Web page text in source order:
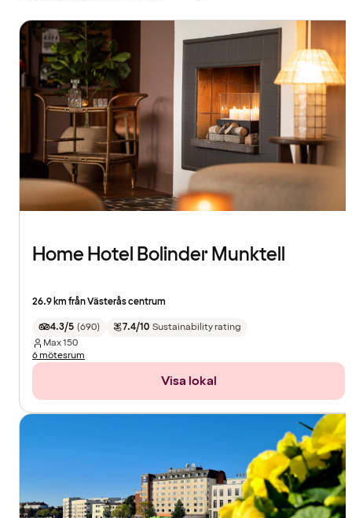
Home Hotel Bolinder Munktell
26.9 km från Västerås centrum
4.3/5 (690) 7.4/10 Sustainability rating
Max150
6 mötesrum
Visa lokal